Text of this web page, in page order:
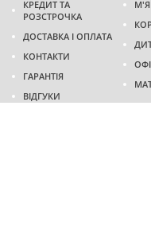
КРЕДИТ ТА
РОЗСТРОЧКА
ДОСТАВКА І ОПЛАТА
КОНТАКТИ
ГАРАНТІЯ
ВІДГУКИ